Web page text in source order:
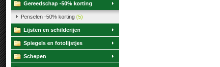
Gereedschap -50% korting
Penselen -50% korting (5)
Lijsten en schilderijen
Spiegels en fotolijstjes
Schepen